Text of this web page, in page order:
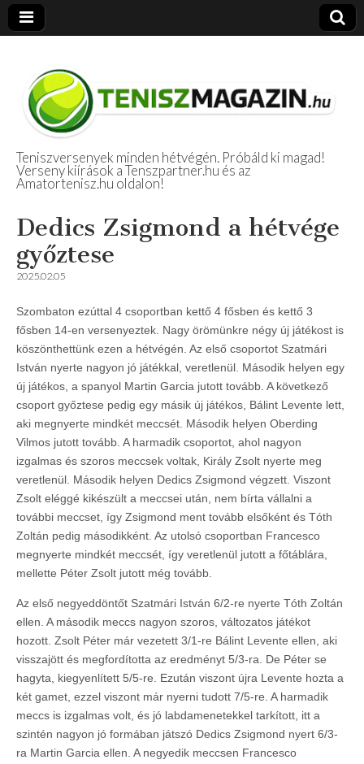
Amatőr Tenisz
Beszámolók
Teniszversenyek minden hétvégén. Próbáld ki magad!
Verseny kiírások a Tenszpartner.hu és az
Amatortenisz.hu oldalon!
Dedics Zsigmond a hétvége
győztese
2025.02.05
Szombaton ezúttal 4 csoportban kettő 4 fősben és kettő 3
fősben 14-en versenyeztek. Nagy örömünkre négy új játékost is
köszönthettünk ezen a hétvégén. Az első csoportot Szatmári
István nyerte nagyon jó játékkal, veretlenül. Második helyen egy
új játékos, a spanyol Martin Garcia jutott tovább. A következő
csoport győztese pedig egy másik új játékos, Bálint Levente lett,
aki megnyerte mindkét meccsét. Második helyen Oberding
Vilmos jutott tovább. A harmadik csoportot, ahol nagyon
izgalmas és szoros meccsek voltak, Király Zsolt nyerte meg
veretlenül. Második helyen Dedics Zsigmond végzett. Viszont
Zsolt eléggé kikészült a meccsei után, nem bírta vállalni a
további meccset, így Zsigmond ment tovább elsőként és Tóth
Zoltán pedig másodikként. Az utolsó csoportban Francesco
megnyerte mindkét meccsét, így veretlenül jutott a főtáblára,
mellette Péter Zsolt jutott még tovább.
Az első negyeddöntőt Szatmári István 6/2-re nyerte Tóth Zoltán
ellen. A második meccs nagyon szoros, változatos játékot
hozott. Zsolt Péter már vezetett 3/1-re Bálint Levente ellen, aki
visszajött és megfordította az eredményt 5/3-ra. De Péter se
hagyta, kiegyenlített 5/5-re. Ezután viszont újra Levente hozta a
két gamet, ezzel viszont már nyerni tudott 7/5-re. A harmadik
meccs is izgalmas volt, és jó labdamenetekkel tarkított, itt a
szintén nagyon jó formában játszó Dedics Zsigmond nyert 6/3-
ra Martin Garcia ellen. A negyedik meccsen Francesco